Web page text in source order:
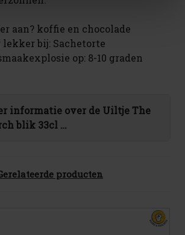
aan? koffie en chocolade
bij: Sachetorte
op: 8-10 graden
informatie over de Uiltje The
blik 33cl …
producten